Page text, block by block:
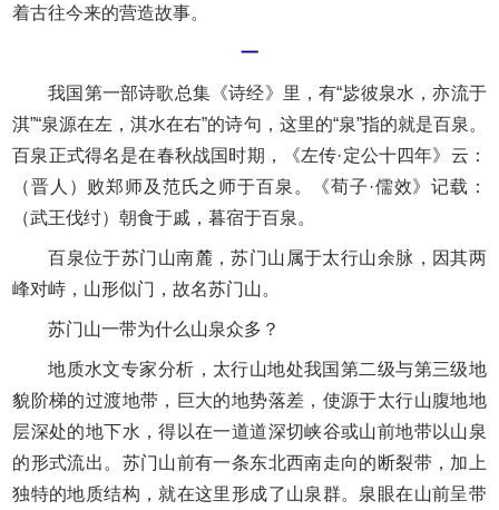
着古往今来的营造故事。
一
我国第一部诗歌总集《诗经》里，有“毖彼泉水，亦流于
淇”“泉源在左，淇水在右”的诗句，这里的“泉”指的就是百泉。
百泉正式得名是在春秋战国时期，《左传·定公十四年》云：
（晋人）败郑师及范氏之师于百泉。《荀子·儒效》记载：
（武王伐纣）朝食于戚，暮宿于百泉。
百泉位于苏门山南麓，苏门山属于太行山余脉，因其两
峰对峙，山形似门，故名苏门山。
苏门山一带为什么山泉众多？
地质水文专家分析，太行山地处我国第二级与第三级地
貌阶梯的过渡地带，巨大的地势落差，使源于太行山腹地地
层深处的地下水，得以在一道道深切峡谷或山前地带以山泉
的形式流出。苏门山前有一条东北西南走向的断裂带，加上
独特的地质结构，就在这里形成了山泉群。泉眼在山前呈带